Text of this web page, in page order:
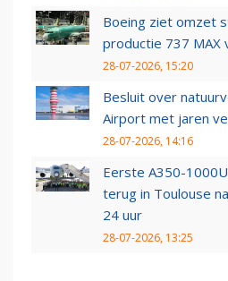
Boeing ziet omzet
productie 737 MAX
28-07-2026, 15:20
Besluit over
Airport met jaren
28-07-2026, 14:16
Eerste A350-
terug in Toulouse
24 uur
28-07-2026, 13:25